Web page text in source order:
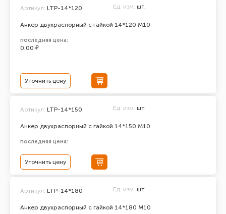
Анкер двухраспорный с гайкой 14*120 М10
Артикул: LTP-14*120 Ед. изм. шт.
последняя цена:
0.00 ₽
Уточнить цену
Анкер двухраспорный с гайкой 14*150 М10
Артикул: LTP-14*150 Ед. изм. шт.
последняя цена:
Уточнить цену
Анкер двухраспорный с гайкой 14*180 М10
Артикул: LTP-14*180 Ед. изм. шт.